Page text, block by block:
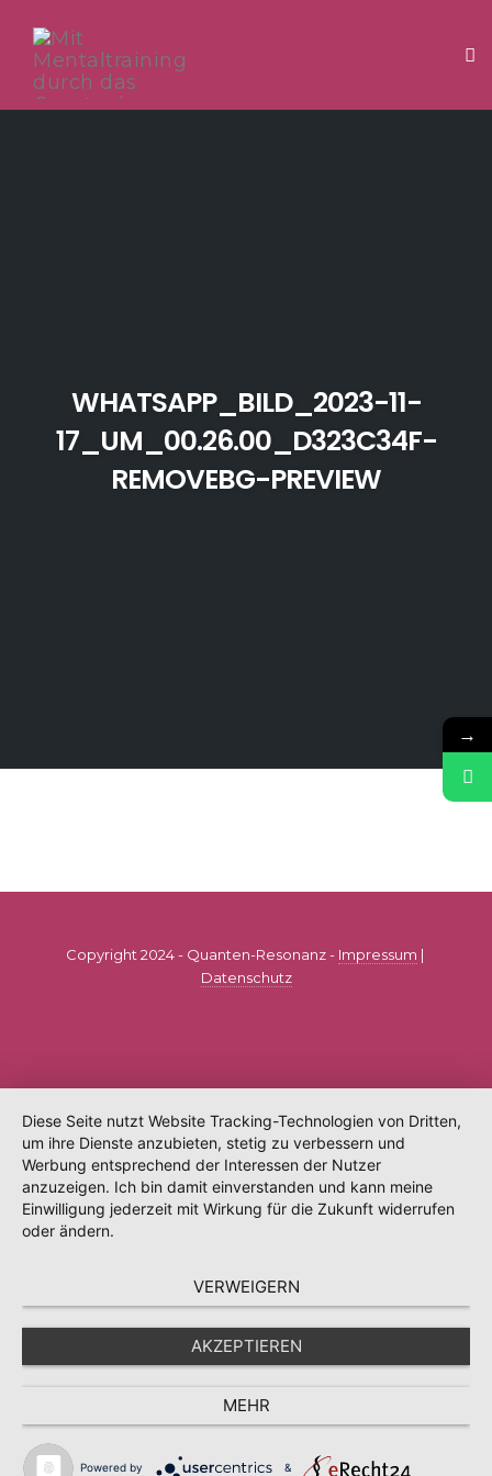
WHATSAPP_BILD_2023-11-
17_UM_00.26.00_D323C34F-
REMOVEBG-PREVIEW
Copyright 2024 - Quanten-Resonanz - Impressum |
Datenschutz
→
Diese Seite nutzt Website Tracking-Technologien von Dritten,
um ihre Dienste anzubieten, stetig zu verbessern und
Werbung entsprechend der Interessen der Nutzer
anzuzeigen. Ich bin damit einverstanden und kann meine
Einwilligung jederzeit mit Wirkung für die Zukunft widerrufen
oder ändern.
VERWEIGERN
AKZEPTIEREN
MEHR
Powered by &